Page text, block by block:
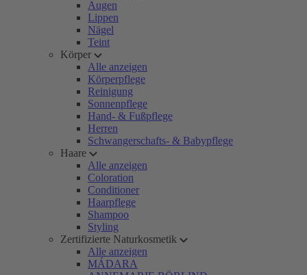
Augen
Lippen
Nägel
Teint
Körper
Alle anzeigen
Körperpflege
Reinigung
Sonnenpflege
Hand- & Fußpflege
Herren
Schwangerschafts- & Babypflege
Haare
Alle anzeigen
Coloration
Conditioner
Haarpflege
Shampoo
Styling
Zertifizierte Naturkosmetik
Alle anzeigen
MÁDARA